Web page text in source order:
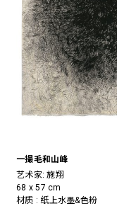
一撮毛和山峰
艺术家:施翔
68 x 57 cm
材质 : 纸上水墨&色粉